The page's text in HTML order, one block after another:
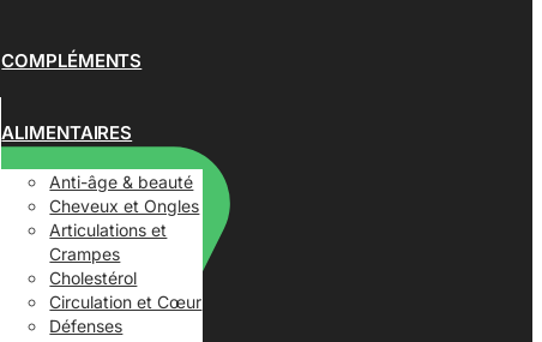
COMPLÉMENTS
ALIMENTAIRES
Anti-âge & beauté
Cheveux et Ongles
Articulations et
Crampes
Cholestérol
Circulation et Cœur
Défenses